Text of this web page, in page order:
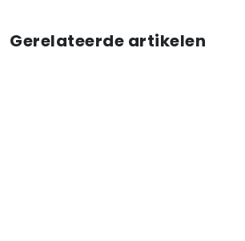
Gerelateerde artikelen